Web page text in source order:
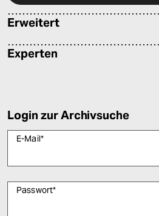
Erweitert
Experten
Login zur Archivsuche
E-Mail*
Passwort*